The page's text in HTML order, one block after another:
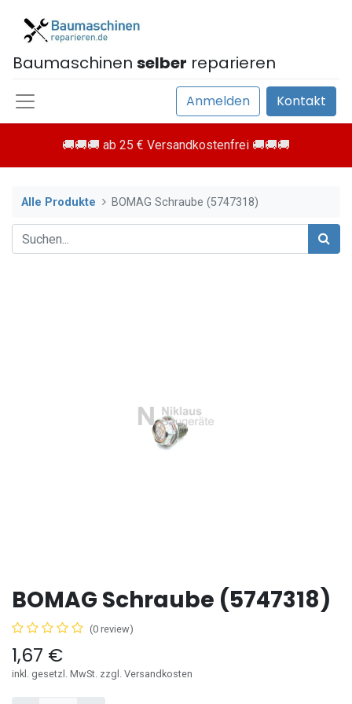
Baumaschinen selber reparieren
Anmelden Kontakt
🚚🚚🚚 ab 25 € Versandkostenfrei 🚚🚚🚚
Alle Produkte BOMAG Schraube (5747318)
BOMAG Schraube (5747318)
(0 review)
1,67 €
inkl. gesetzl. MwSt. zzgl. Versandkosten